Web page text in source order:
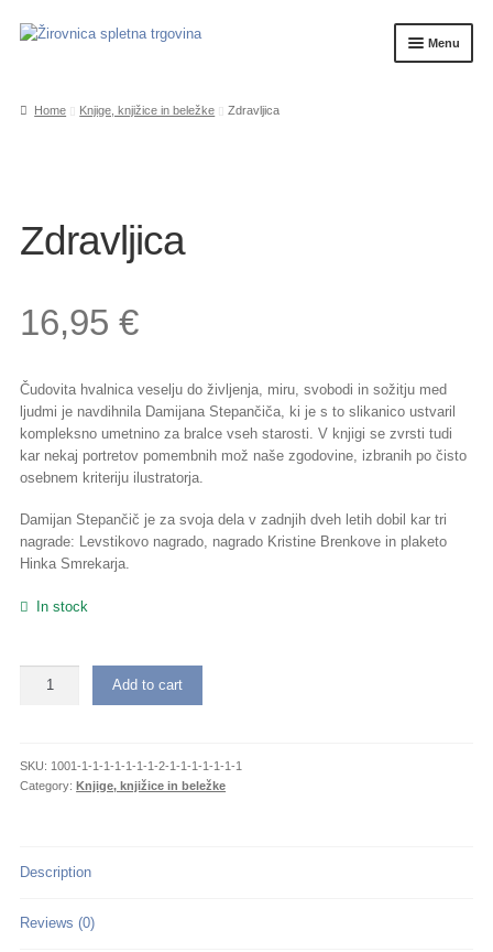
Skip
Skip
Menu
Pogoji uporabe piknik prostorov v Završnici
Trgovina
Home Knjige, knjižice in beležke Zdravljica
Zdravljica
16,95€
Čudovita hvalnica veselju do življenja, miru, svobodi in sožitju med
ljudmi je navdihnila Damijana Stepančiča, ki je s to slikanico ustvaril
kompleksno umetnino za bralce vseh starosti. V knjigi se zvrsti tudi
kar nekaj portretov pomembnih mož naše zgodovine, izbranih po čisto
osebnem kriteriju ilustratorja.
Damijan Stepančič je za svoja dela v zadnjih dveh letih dobil kar tri
nagrade: Levstikovo nagrado, nagrado Kristine Brenkove in plaketo
Hinka Smrekarja.
In stock
Zdravljica
Add to cart
SKU: 1001-1-1-1-1-1-1-1-2-1-1-1-1-1-1-1
Category:Knjige, knjižice in beležke
Description
Reviews (0)